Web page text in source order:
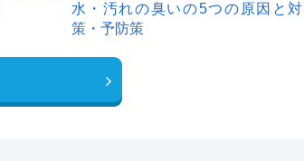
水・汚れの臭いの5つの原因と対
策・予防策